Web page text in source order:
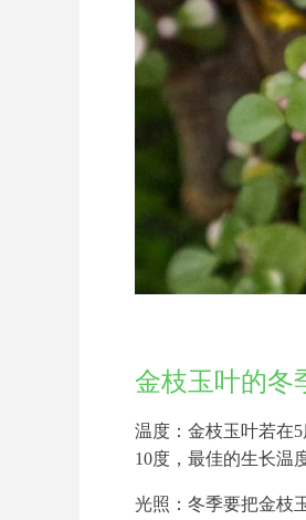
金枝玉叶的冬
温度：金枝玉叶若在
10度，最佳的生长温
光照：冬季要把金枝